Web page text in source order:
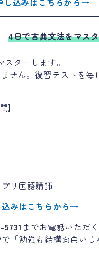
4日で古典文法をマス
ターします。
せん。復習テストを毎
リ国語講師
みはこちらから→
までお電話いただく
「勉強も結構面白い